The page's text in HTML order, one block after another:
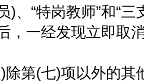
)、“特岗教师”和“
，一经发现立即取
(七)项以外的其